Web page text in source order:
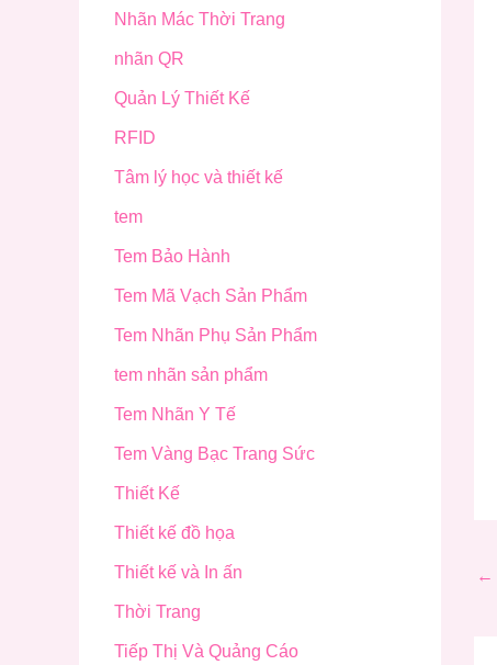
Nhãn Mác Thời Trang
nhãn QR
Quản Lý Thiết Kế
RFID
Tâm lý học và thiết kế
tem
Tem Bảo Hành
Tem Mã Vạch Sản Phẩm
Tem Nhãn Phụ Sản Phẩm
tem nhãn sản phẩm
Tem Nhãn Y Tế
Tem Vàng Bạc Trang Sức
Thiết Kế
Thiết kế đồ họa
Thiết kế và In ấn
Thời Trang
Tiếp Thị Và Quảng Cáo
←